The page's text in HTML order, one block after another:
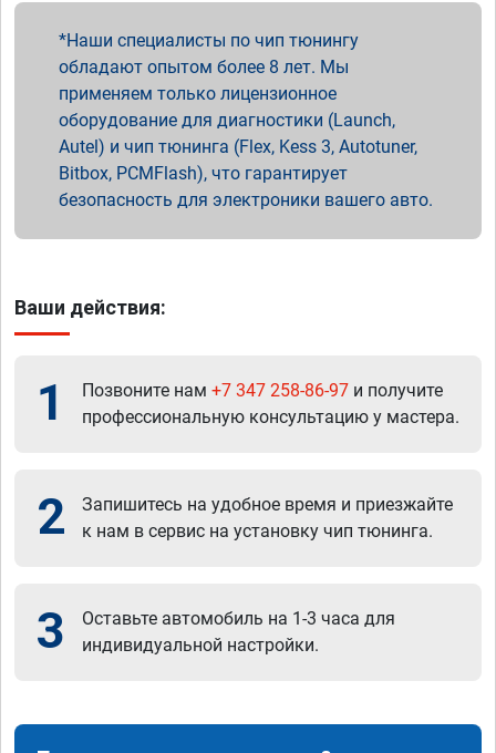
Наши специалисты по чип тюнингу
обладают опытом более 8 лет. Мы
применяем только лицензионное
оборудование для диагностики (Launch,
Autel) и чип тюнинга (Flex, Kess 3, Autotuner,
Bitbox, PCMFlash), что гарантирует
безопасность для электроники вашего авто.
Ваши действия:
1 Позвоните нам +7 347 258-86-97 и получите
профессиональную консультацию у мастера.
2
Запишитесь на удобное время и приезжайте
к нам в сервис на установку чип тюнинга.
3
Оставьте автомобиль на 1-3 часа для
индивидуальной настройки.